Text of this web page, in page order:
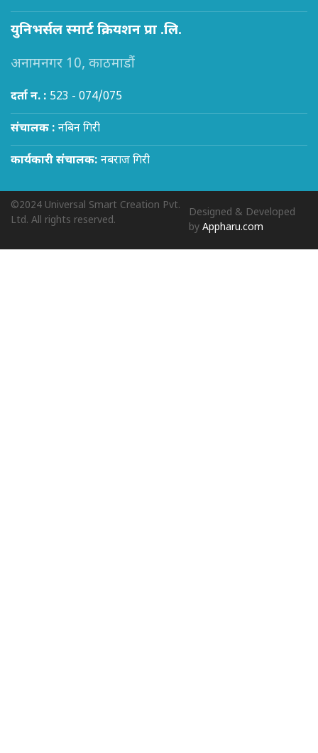
युनिभर्सल स्मार्ट क्रियशन प्रा .लि.
अनामनगर 10, काठमाडौं
दर्ता न. : 523 - 074/075
संचालक : नबिन गिरी
कार्यकारी संचालक: नबराज गिरी
©2024 Universal Smart Creation Pvt.
Ltd. All rights reserved.
Designed & Developed
byAppharu.com